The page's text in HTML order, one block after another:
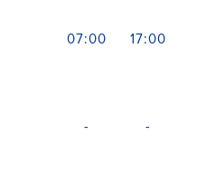
07:00 17:00
- -